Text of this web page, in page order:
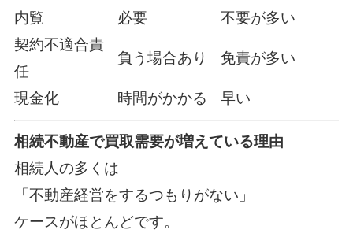
内覧
必要
不要が多い
契約不適合責
任
負う場合あり 免責が多い
現金化 時間がかかる 早い
相続不動産で買取需要が増えている理由
相続人の多くは
「不動産経営をするつもりがない」
ケースがほとんどです。